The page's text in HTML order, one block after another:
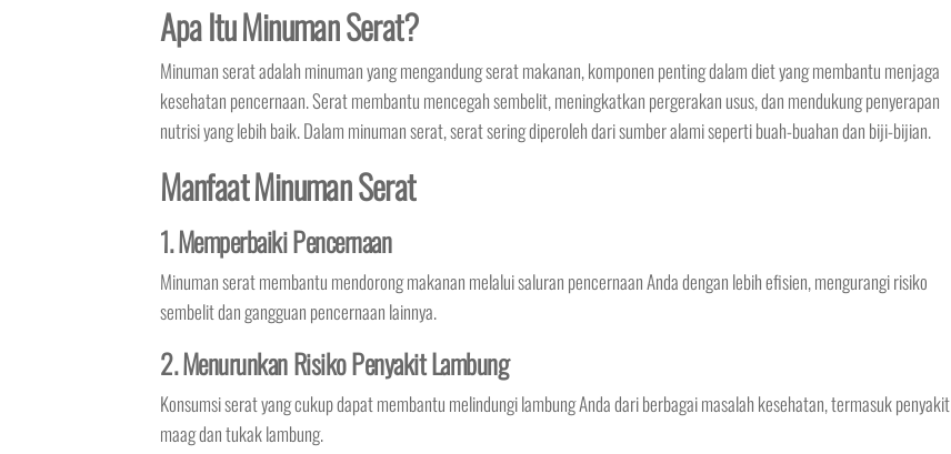
Apa Itu Minuman Serat?
Minuman serat adalah minuman yang mengandung serat makanan, komponen penting dalam diet yang membantu menjaga
kesehatan pencernaan. Serat membantu mencegah sembelit, meningkatkan pergerakan usus, dan mendukung penyerapan
nutrisi yang lebih baik. Dalam minuman serat, serat sering diperoleh dari sumber alami seperti buah-buahan dan biji-bijian.
Manfaat Minuman Serat
1. Memperbaiki Pencernaan
Minuman serat membantu mendorong makanan melalui saluran pencernaan Anda dengan lebih efisien, mengurangi risiko
sembelit dan gangguan pencernaan lainnya.
2. Menurunkan Risiko Penyakit Lambung
Konsumsi serat yang cukup dapat membantu melindungi lambung Anda dari berbagai masalah kesehatan, termasuk penyakit
maag dan tukak lambung.